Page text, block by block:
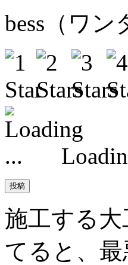
bess（ワ
施工する
てると、